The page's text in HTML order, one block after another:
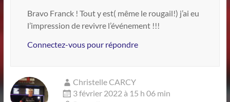
Bravo Franck ! Tout y est( même le rougail!) j’ai eu
l’impression de revivre l’événement !!!
Connectez-vous pour répondre
Christelle CARCY
3 février 2022 à 15 h 06 min